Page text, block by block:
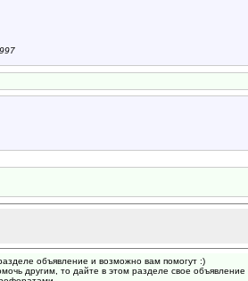
объявление и возможно вам помогут :)
другим, то дайте в этом разделе свое объявление